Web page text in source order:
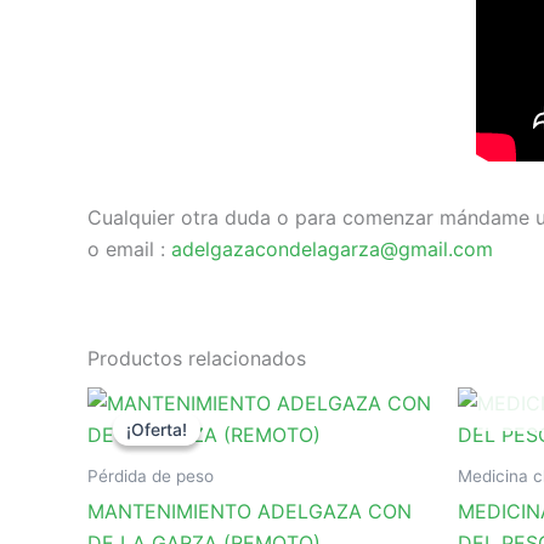
Cualquier otra duda o para comenzar mándame
o email : adelgazacondelagarza@gmail.com
Productos relacionados
¡Oferta!
¡Oferta!
Pérdida de peso
MANTENIMIENTO ADELGAZA CON
Medicina